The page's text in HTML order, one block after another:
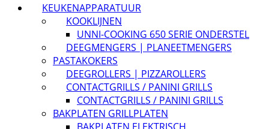
KEUKENAPPARATUUR
KOOKLIJNEN
UNNI-COOKING 650 SERIE ONDERSTEL
DEEGMENGERS | PLANEETMENGERS
PASTAKOKERS
DEEGROLLERS | PIZZAROLLERS
CONTACTGRILLS / PANINI GRILLS
CONTACTGRILLS / PANINI GRILLS
BAKPLATEN GRILLPLATEN